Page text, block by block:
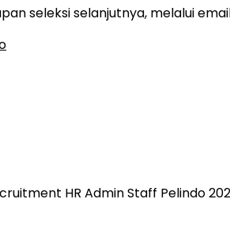
seleksi selanjutnya, melalui
HR Admin Staff Pelindo